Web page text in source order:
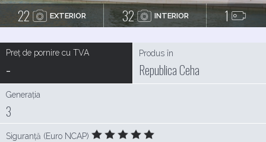
22 EXTERIOR 32 INTERIOR 1
Preț de pornire cu TVA
-
Produs în
Republica Ceha
Generația
3
Siguranță (Euro NCAP)